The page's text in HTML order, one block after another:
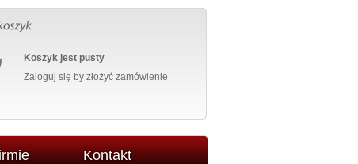
Koszyk jest pusty
Zaloguj się by złożyć zamówienie
Kontakt